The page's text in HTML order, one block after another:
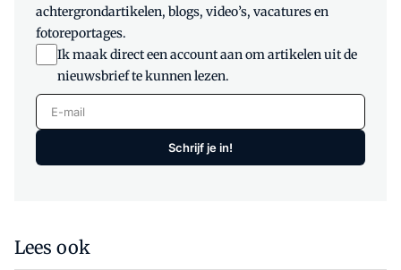
achtergrondartikelen, blogs, video’s, vacatures en
fotoreportages.
Ik maak direct een account aan om artikelen uit de
nieuwsbrief te kunnen lezen.
E-mail
Schrijf je in!
Lees ook